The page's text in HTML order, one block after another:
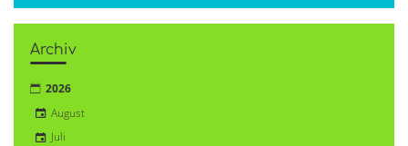
Archiv
2026
August
Juli